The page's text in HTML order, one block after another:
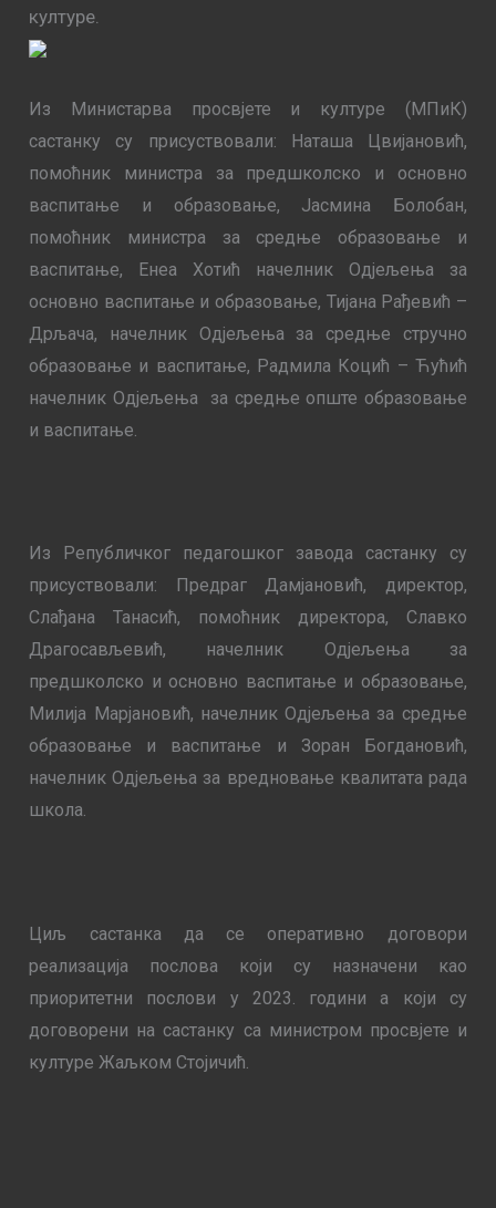
културе.
Из Министарва просвјете и културе (МПиК)
састанку су присуствовали: Наташа Цвијановић,
помоћник министра за предшколско и основно
васпитање и образовање, Јасмина Болобан,
помоћник министра за средње образовање и
васпитање, Енеа Хотић начелник Одјељења за
основно васпитање и образовање, Тијана Рађевић –
Дрљача, начелник Одјељења за средње стручно
образовање и васпитање, Радмила Коцић – Ћућић
начелник Одјељења за средње опште образовање
и васпитање.
Из Републичког педагошког завода састанку су
присуствовали: Предраг Дамјановић, директор,
Слађана Танасић, помоћник директора, Славко
Драгосављевић, начелник Одјељења за
предшколско и основно васпитање и образовање,
Милија Марјановић, начелник Одјељења за средње
образовање и васпитање и Зоран Богдановић,
начелник Одјељења за вредновање квалитата рада
школа.
Циљ састанка да се оперативно договори
реализација послова који су назначени као
приоритетни послови у 2023. години а који су
договорени на састанку са министром просвјете и
културе Жаљком Стојичић.